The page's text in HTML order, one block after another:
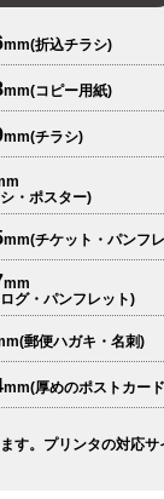
mm(折込チラシ)
mm(コピー用紙)
mm(チラシ)
・ポスター)
mm(チケット・パンフ
mm
グ・パンフレット)
郵便ハガキ・名刺)
mm(厚めのポストカー
す。プリンタの対応サ